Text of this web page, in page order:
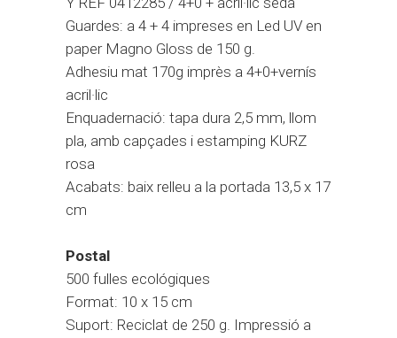
Guardes: a 4 + 4 impreses en Led UV en
paper Magno Gloss de 150 g.
Adhesiu mat 170g imprès a 4+0+vernís
acril·lic
Enquadernació: tapa dura 2,5 mm, llom
pla, amb capçades i estamping KURZ
rosa
Acabats: baix relleu a la portada 13,5 x 17
cm
Postal
500 fulles ecológiques
Format: 10 x 15 cm
Suport: Reciclat de 250 g. Impressió a